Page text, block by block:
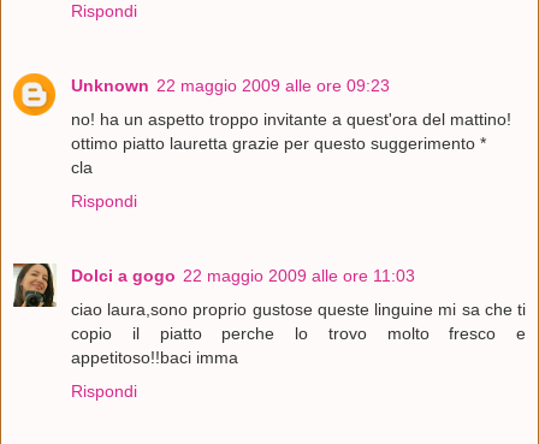
Rispondi
Unknown 22 maggio 2009 alle ore 09:23
no! ha un aspetto troppo invitante a quest'ora del mattino!
ottimo piatto lauretta grazie per questo suggerimento *
cla
Rispondi
Dolci a gogo 22 maggio 2009 alle ore 11:03
ciao laura,sono proprio gustose queste linguine mi sa che ti
copio il piatto perche lo trovo molto fresco e
appetitoso!!baci imma
Rispondi